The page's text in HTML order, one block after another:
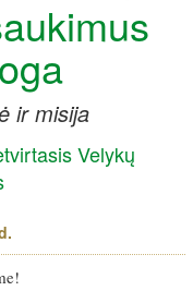
ir misija
Velykų